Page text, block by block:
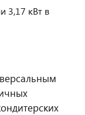
3,17 кВт в